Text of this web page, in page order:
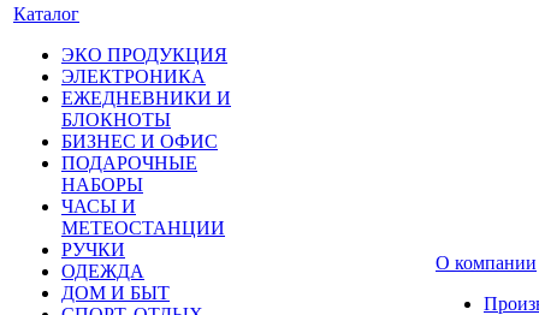
Каталог
ЭКО ПРОДУКЦИЯ
ЭЛЕКТРОНИКА
ЕЖЕДНЕВНИКИ И
БЛОКНОТЫ
БИЗНЕС И ОФИС
ПОДАРОЧНЫЕ
НАБОРЫ
ЧАСЫ И
МЕТЕОСТАНЦИИ
РУЧКИ
ОДЕЖДА
ДОМ И БЫТ
О компании